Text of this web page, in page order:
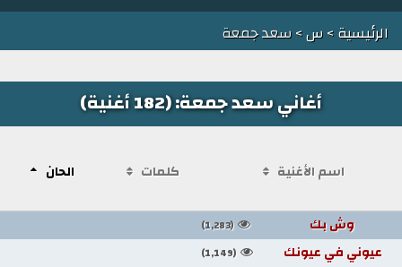
الرئيسية>س> سعد جمعة
أغاني سعد جمعة: (182 أغنية)
اسم الأغنية كلمات الحان
وش بك (1,283)
عيوني في عيونك (1,149)